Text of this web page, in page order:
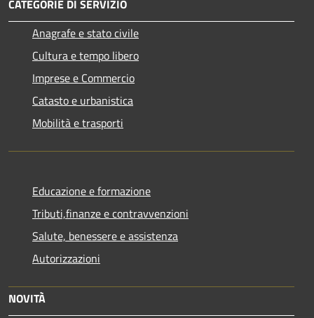
CATEGORIE DI SERVIZIO
Anagrafe e stato civile
Cultura e tempo libero
Imprese e Commercio
Catasto e urbanistica
Mobilità e trasporti
Educazione e formazione
Tributi,finanze e contravvenzioni
Salute, benessere e assistenza
Autorizzazioni
NOVITÀ